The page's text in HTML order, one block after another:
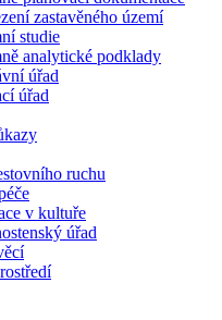
zastavěného území
studie
analytické podklady
úřad
úřad
ruchu
v kultuře
úřad